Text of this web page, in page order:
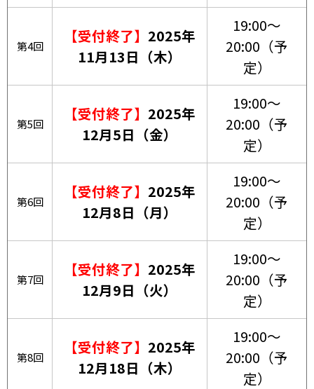
第4回
【受付終了】 2025年
11月13日（木）
19:00～
20:00（予
定）
第5回
【受付終了】 2025年
12月5日（金）
19:00～
20:00（予
定）
第6回
【受付終了】 2025年
12月8日（月）
19:00～
20:00（予
定）
第7回
【受付終了】 2025年
12月9日（火）
19:00～
20:00（予
定）
第8回
【受付終了】 2025年
12月18日（木）
19:00～
20:00（予
定）